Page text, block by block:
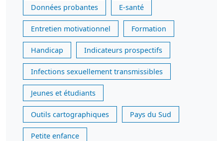
Données probantes E-santé
Entretien motivationnel Formation
Handicap Indicateurs prospectifs
Infections sexuellement transmissibles
Jeunes et étudiants
Outils cartographiques Pays du Sud
Petite enfance